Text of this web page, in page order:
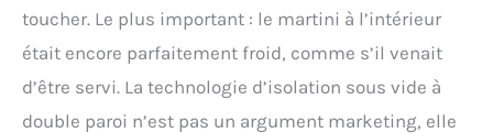
toucher. Le plus important : le martini à l’intérieur
était encore parfaitement froid, comme s’il venait
d’être servi. La technologie d’isolation sous vide à
double paroi n’est pas un argument marketing, elle